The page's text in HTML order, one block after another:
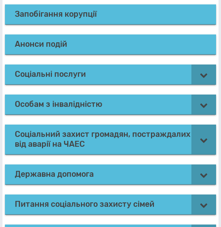
Запобігання корупції
Анонси подій
Соціальні послуги
Особам з інвалідністю
Соціальний захист громадян, постраждалих
від аварії на ЧАЕС
Державна допомога
Питання соціального захисту сімей